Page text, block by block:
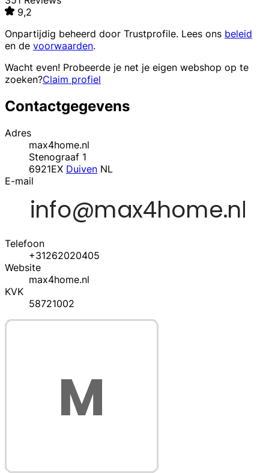
9,2
Onpartijdig beheerd door Trustprofile. Lees ons beleid
en de voorwaarden.
Wacht even! Probeerde je net je eigen webshop op te
zoeken?Claim profiel
Contactgegevens
Adres
max4home.nl
Stenograaf 1
6921EX Duiven NL
E-mail
Telefoon
+31262020405
Website
max4home.nl
KVK
58721002